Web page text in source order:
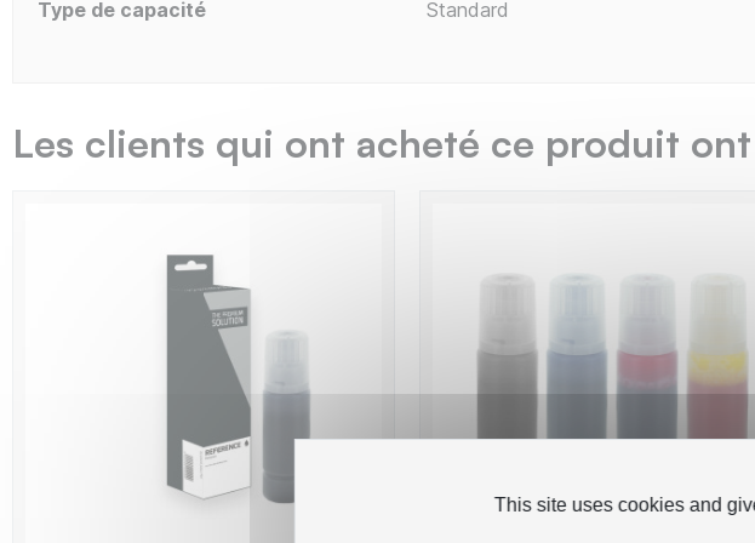
Type de capacité Standard
Les clients qui ont acheté ce produit
This site uses cookies and